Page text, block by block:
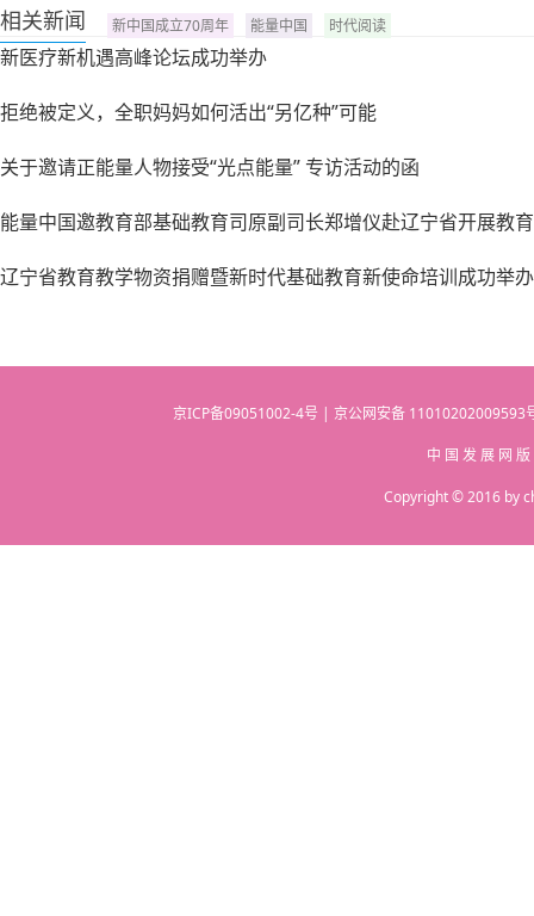
相关新闻 新中国成立70周年 能量中国 时代阅读
新医疗新机遇高峰论坛成功举办
拒绝被定义，全职妈妈如何活出“另亿种”可能
关于邀请正能量人物接受“光点能量” 专访活动的函
能量中国邀教育部基础教育司原副司长郑增仪赴辽宁省开展教
辽宁省教育教学物资捐赠暨新时代基础教育新使命培训成功举办
京ICP备09051002-4号 | 京公网安备
中 国 发 展 网
Copyright © 2016 by